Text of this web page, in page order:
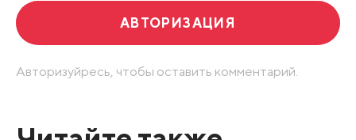
АВТОРИЗАЦИЯ
Авторизуйресь, чтобы оставить комментарий.